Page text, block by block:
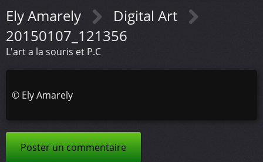
Ely Amarely
Digital Art
20150107_121356
L'art a la souris et P.C
© Ely Amarely
Poster un commentaire